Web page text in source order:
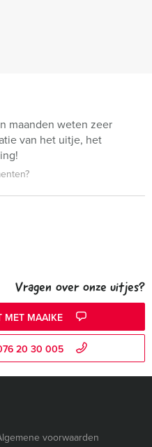
maanden weten zeer
van het uitje, het
Vragen over onze uitjes?
MET MAAIKE
20 30 005
voorwaarden